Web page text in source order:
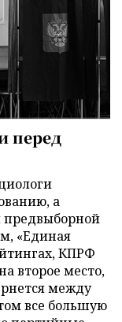
перед
а
предвыборной
«Единая
КПРФ
второе место,
между
все большую